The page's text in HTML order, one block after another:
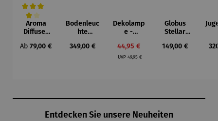
Durchschnittliche Bewertung von 4 von 5 Sternen
Aroma
Diffuser
Laterne –
Regulärer Preis:
Ab79,00 €
Bodenleuc
hte
mit Solar
Regulärer Preis:
349,00 €
Dekolamp
e -
CH
Verkaufspreis:
44,95 €
UVP Regulärer Preis:
49,95 €
Globus
Stellar
Regulärer Preis:
149,00 €
e
Entdecken Sie unsere Neuheiten